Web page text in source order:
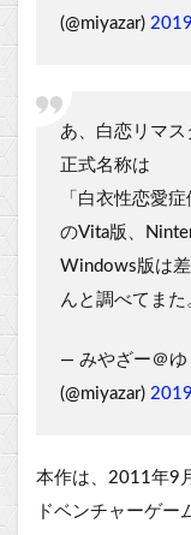
(@miyazar)
あ、白恋リマス
正式名称は
「白衣性恋愛症
のVita版、
Windows版は
んと調べてまた
— みやざー＠ゆ
(@miyazar)
本作は、2011年9
ドベンチャーゲー